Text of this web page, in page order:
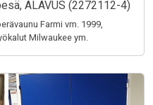
ALAVUS (2272112-4)
Farmi vm. 1999,
Milwaukee ym.